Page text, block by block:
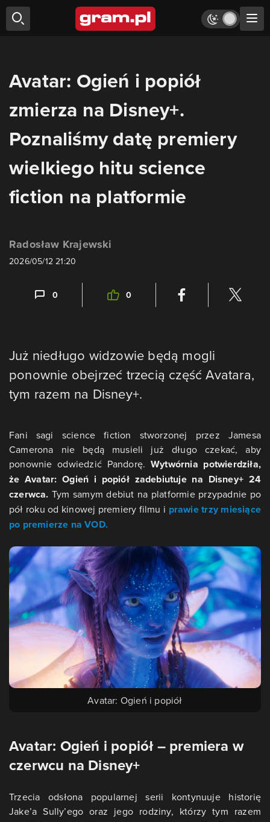
Avatar: Ogień i popiół
zmierza na Disney+.
Poznaliśmy datę premiery
wielkiego hitu science
fiction na platformie
Radosław Krajewski
2026/05/12 21:20
0 0
Już niedługo widzowie będą mogli
ponownie obejrzeć trzecią część Avatara,
tym razem na Disney+.
Fani sagi science fiction stworzonej przez Jamesa
Camerona nie będą musieli już długo czekać, aby
ponownie odwiedzić Pandorę. Wytwórnia potwierdziła,
że Avatar: Ogień i popiół zadebiutuje na Disney+ 24
czerwca. Tym samym debiut na platformie przypadnie po
pół roku od kinowej premiery filmu i prawie trzy miesiące
po premierze na VOD.
Avatar: Ogień i popiół
Avatar: Ogień i popiół – premiera w
czerwcu na Disney+
Trzecia odsłona popularnej serii kontynuuje historię
Jake’a Sully’ego oraz jego rodziny, którzy tym razem